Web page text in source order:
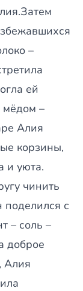
–
ей
мёдом –
Алия
корзины,
и уюта.
чинить
поделился с
– соль –
доброе
Алия